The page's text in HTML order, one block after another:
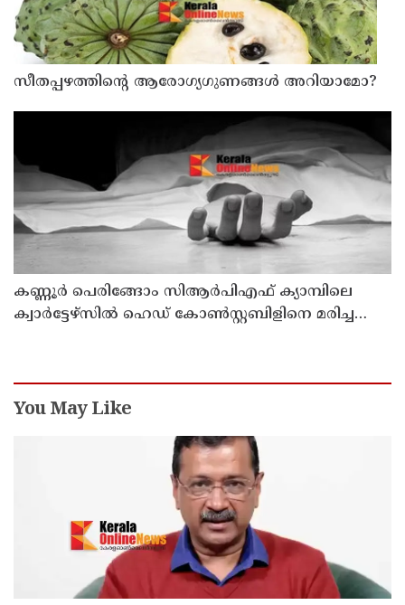
സീതപ്പഴത്തിന്റെ ആരോഗ്യഗുണങ്ങൾ അറിയാമോ?
കണ്ണൂര്‍ പെരിങ്ങോം സിആര്‍പിഎഫ് ക്യാമ്പിലെ
ക്വാര്‍ട്ടേഴ്സില്‍ ഹെഡ് കോണ്‍സ്റ്റബിളിനെ മരിച്ച
You May Like